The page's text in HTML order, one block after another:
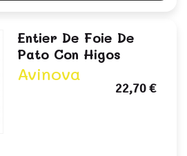
Entier De Foie De
Pato Con Higos
Avinova
22,70 €